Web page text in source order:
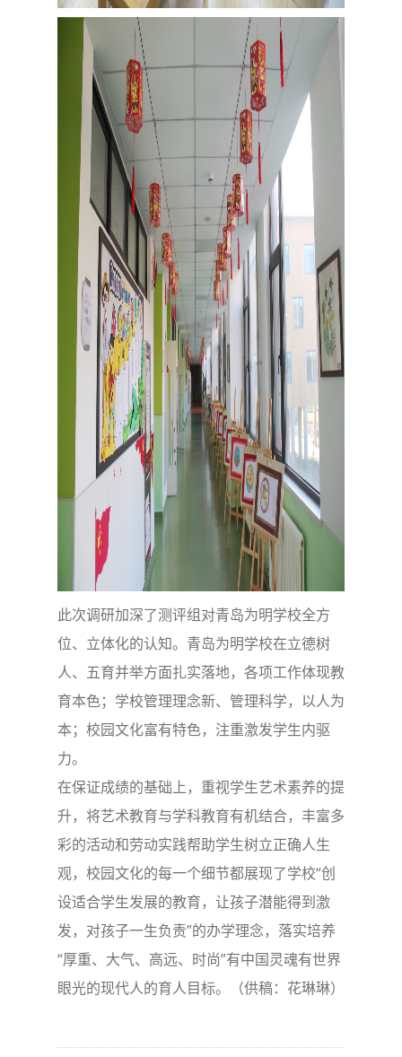
此次调研加深了测评组对青岛为明学校全方
位、立体化的认知。青岛为明学校在立德树
人、五育并举方面扎实落地，各项工作体现教
育本色；学校管理理念新、管理科学，以人为
本；校园文化富有特色，注重激发学生内驱
力。
在保证成绩的基础上，重视学生艺术素养的提
升，将艺术教育与学科教育有机结合，丰富多
彩的活动和劳动实践帮助学生树立正确人生
观，校园文化的每一个细节都展现了学校“创
设适合学生发展的教育，让孩子潜能得到激
发，对孩子一生负责”的办学理念，落实培养
“厚重、大气、高远、时尚”有中国灵魂有世界
眼光的现代人的育人目标。（供稿：花琳琳）